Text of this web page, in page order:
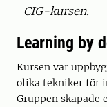
CIG-kursen.
Learning by
Kursen var
olika tekniker för
Gruppen skapade